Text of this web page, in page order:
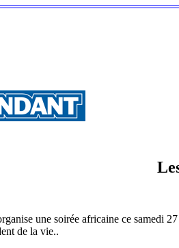
une soirée africaine ce samedi
de la vie..